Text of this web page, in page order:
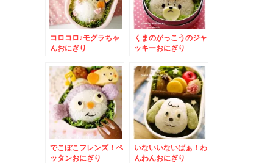
コロコロ♪モグラちゃ
んおにぎり
くまのがっこうのジャ
ッキーおにぎり
でこぼこフレンズ！ペ
ッタンおにぎり
いないいないばぁ！わ
んわんおにぎり